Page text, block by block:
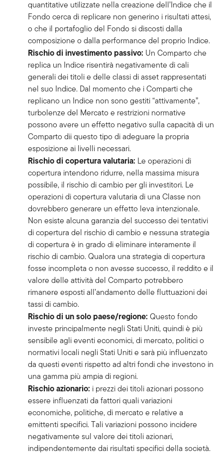
quantitative utilizzate nella creazione dell’Indice che il
Fondo cerca di replicare non generino i risultati attesi,
o che il portafoglio del Fondo si discosti dalla
composizione o dalla performance del proprio Indice.
Rischio di investimento passivo: Un Comparto che
replica un Indice risentirà negativamente di cali
generali dei titoli e delle classi di asset rappresentati
nel suo Indice. Dal momento che i Comparti che
replicano un Indice non sono gestiti “attivamente”,
turbolenze del Mercato e restrizioni normative
possono avere un effetto negativo sulla capacità di un
Comparto dii questo tipo di adeguare la propria
esposizione ai livelli necessari.
Rischio di copertura valutaria: Le operazioni di
copertura intendono ridurre, nella massima misura
possibile, il rischio di cambio per gli investitori. Le
operazioni di copertura valutaria di una Classe non
dovrebbero generare un effetto leva intenzionale.
Non esiste alcuna garanzia del successo dei tentativi
di copertura del rischio di cambio e nessuna strategia
di copertura è in grado di eliminare interamente il
rischio di cambio. Qualora una strategia di copertura
fosse incompleta o non avesse successo, il reddito e il
valore delle attività del Comparto potrebbero
rimanere esposti all’andamento delle fluttuazioni dei
tassi di cambio.
Rischio di un solo paese/regione: Questo fondo
investe principalmente negli Stati Uniti, quindi è più
sensibile agli eventi economici, di mercato, politici o
normativi locali negli Stati Uniti e sarà più influenzato
da questi eventi rispetto ad altri fondi che investono in
una gamma più ampia di regioni.
Rischio azionario: i prezzi dei titoli azionari possono
essere influenzati da fattori quali variazioni
economiche, politiche, di mercato e relative a
emittenti specifici. Tali variazioni possono incidere
negativamente sul valore dei titoli azionari,
indipendentemente dai risultati specifici della società.